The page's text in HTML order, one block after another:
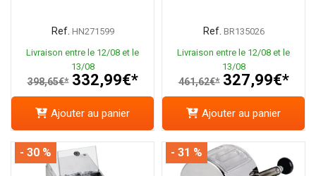
Ref. HN271599
Livraison entre le 12/08 et le
13/08
398,65€* 332,99€*
Ajouter au panier
Ref. BR135026
Livraison entre le 12/08 et le
13/08
461,62€* 327,99€*
Ajouter au panier
- 30 % - 31 %